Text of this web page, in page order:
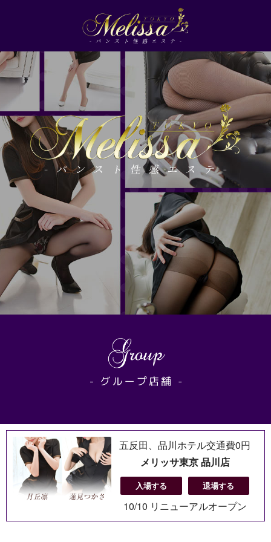
五反田、品川ホテル交通費0円
メリッサ東京 品川店
入場する 退場する
10/10 リニューアルオープン